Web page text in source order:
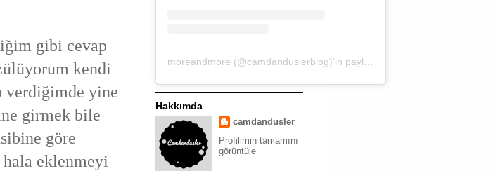
gibi cevap
kendi
verdiğimde yine
girmek bile
göre
eklenmeyi
Hakkımda
camdandusler
Profilimin tamamını
görüntüle